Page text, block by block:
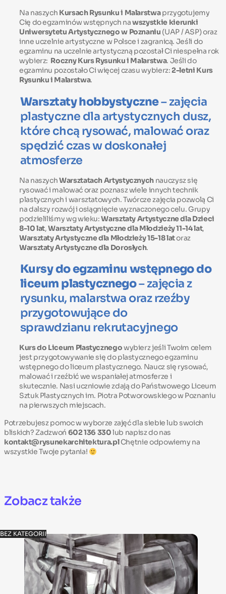
Na naszych Kursach Rysunku i Malarstwaprzygotujemy
Cię do egzaminów wstępnych nawszystkie kierunki
Uniwersytetu Artystycznego w Poznaniu (UAP / ASP) oraz
inne uczelnie artystyczne w Polsce i zagranicą. Jeśli do
egzaminu na uczelnie artystyczną pozostał Ci niespełna rok
wybierz: Roczny Kurs Rysunku i Malarstwa. Jeśli do
egzaminu pozostało Ci więcej czasu wybierz:2-letni Kurs
Rysunku i Malarstwa.
Warsztaty hobbystyczne– zajęcia
plastyczne dla artystycznych dusz,
które chcą rysować, malować oraz
spędzić czas w doskonałej
atmosferze
Na naszychWarsztatach Artystycznych nauczysz się
rysować i malować oraz poznasz wiele innych technik
plastycznych i warsztatowych. Twórcze zajęcia pozwolą Ci
na dalszy rozwój i osiągnięcie wyznaczonego celu. Grupy
podzieliliśmy wg wieku:Warsztaty Artystyczne dla Dzieci
8-10 lat,Warsztaty Artystyczne dla Młodzieży 11-14 lat,
Warsztaty Artystyczne dla Młodzieży 15-18 latoraz
Warsztaty Artystyczne dla Dorosłych.
Kursy do egzaminu wstępnego do
liceum plastycznego– zajęcia z
rysunku, malarstwa oraz rzeźby
przygotowujące do
sprawdzianu rekrutacyjnego
Kurs do Liceum Plastycznegowybierz jeśli Twoim celem
jest przygotowywanie się do plastycznego egzaminu
wstępnego do liceum plastycznego. Naucz się rysować,
malować i rzeźbić we wspaniałej atmosferze i
skutecznie. Nasi uczniowie zdają do Państwowego Liceum
Sztuk Plastycznych im. Piotra Potworowskiego w Poznaniu
na pierwszych miejscach.
Potrzebujesz pomoc w wyborze zajęć dla siebie lub swoich
bliskich? Zadzwoń 602 136 330lub napisz do nas
kontakt@rysunekarchitektura.plChętnie odpowiemy na
wszystkie Twoje pytania!
Zobacz także
BEZ KATEGORII